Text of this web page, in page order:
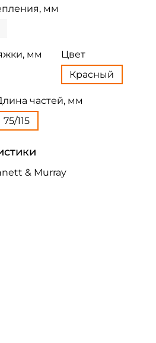
мм
мм
Цвет
Красный
частей, мм
75/115
& Murray